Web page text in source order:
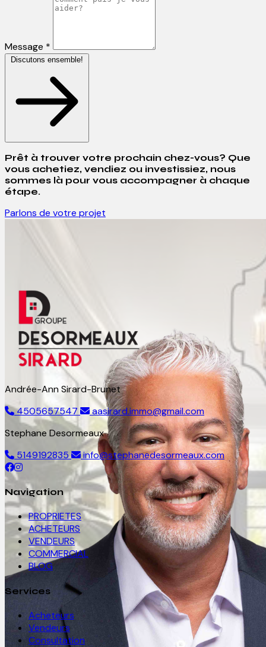
Message *
Discutons ensemble!
Prêt à trouver votre prochain chez-vous? Que
vous achetiez, vendiez ou investissiez, nous
sommes là pour vous accompagner à chaque
étape.
Parlons de votre projet
Andrée-Ann Sirard-Brunet
4505657547
aasirard.immo@gmail.com
Stephane Desormeaux
5149192835
info@stephanedesormeaux.com
Navigation
PROPRIETES
ACHETEURS
VENDEURS
COMMERCIAL
BLOG
Services
Acheteurs
Vendeurs
Consultation